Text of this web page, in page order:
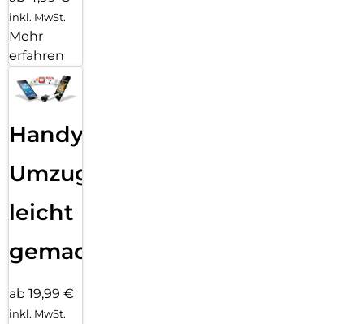
inkl. MwSt.
Mehr
erfahren
Handy
Umzug
leicht
gemacht!
ab 19,99 €
inkl. MwSt.